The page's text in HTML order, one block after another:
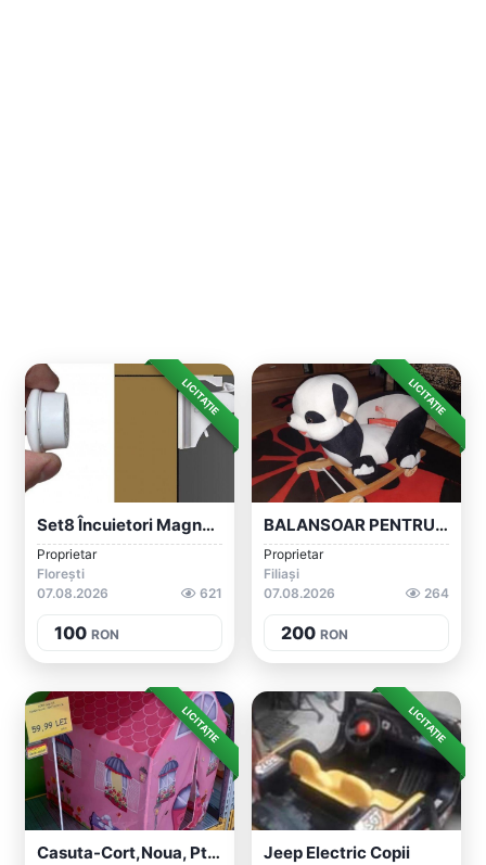
LICITAȚIE
Set8 Încuietori Magnetice Protectie Copi...
Proprietar
Florești
07.08.2026
621
100 RON
LICITAȚIE
BALANSOAR PENTRU COPII 'URSULET DIN PLUS...
Proprietar
Filiași
07.08.2026
264
200 RON
LICITAȚIE
Casuta-Cort,noua, Pt Joc Copii, Interior...
LICITAȚIE
Jeep Electric Copii